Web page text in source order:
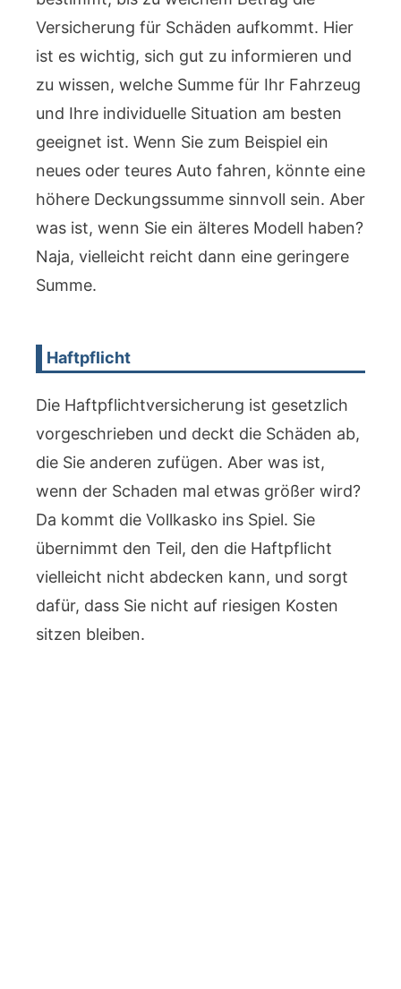
Versicherung für Schäden aufkommt. Hier
ist es wichtig, sich gut zu informieren und
zu wissen, welche Summe für Ihr Fahrzeug
und Ihre individuelle Situation am besten
geeignet ist. Wenn Sie zum Beispiel ein
neues oder teures Auto fahren, könnte eine
höhere Deckungssumme sinnvoll sein. Aber
was ist, wenn Sie ein älteres Modell haben?
Naja, vielleicht reicht dann eine geringere
Summe.
Haftpflicht
Die Haftpflichtversicherung ist gesetzlich
vorgeschrieben und deckt die Schäden ab,
die Sie anderen zufügen. Aber was ist,
wenn der Schaden mal etwas größer wird?
Da kommt die Vollkasko ins Spiel. Sie
übernimmt den Teil, den die Haftpflicht
vielleicht nicht abdecken kann, und sorgt
dafür, dass Sie nicht auf riesigen Kosten
sitzen bleiben.